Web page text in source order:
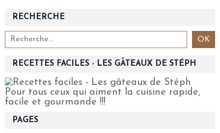
RECHERCHE
RECETTES FACILES - LES GÂTEAUX DE STÉPH
Pour tous ceux qui aiment la cuisine rapide,
facile et gourmande !!!
PAGES